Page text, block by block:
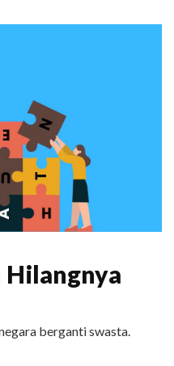
Hilangnya
berganti swasta.